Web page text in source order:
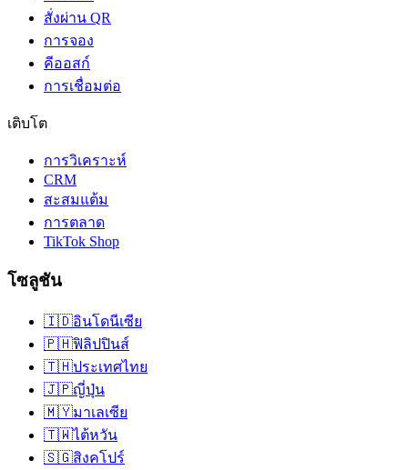
สั่งผ่าน QR
การจอง
คีออสก์
การเชื่อมต่อ
เติบโต
การวิเคราะห์
CRM
สะสมแต้ม
การตลาด
TikTok Shop
โซลูชัน
🇮🇩อินโดนีเซีย
🇵🇭ฟิลิปปินส์
🇹🇭ประเทศไทย
🇯🇵ญี่ปุ่น
🇲🇾มาเลเซีย
🇹🇼ไต้หวัน
🇸🇬สิงคโปร์